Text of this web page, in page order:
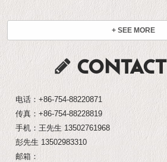
+ SEE MORE
CONTACT
电话：+86-754-88220871
传真：+86-754-88228819
手机：王先生13502761968
彭先生 13502983310
邮箱：